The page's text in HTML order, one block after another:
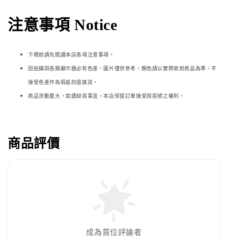
注意事項 Notice
下標前請先閱讀本店各項注意事項。
因拍攝與各類顯示器必有色差，圖片僅供參考，顏色請以實際收到商品為準。不
接受色差作為瑕疵的退換貨。
商品流動量大，如遇缺貨事宜，本店保留訂單接受與拒絕之權利。
商品評價
成為首位評論者